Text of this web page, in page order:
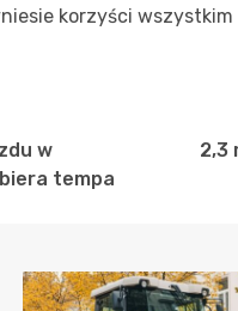
korzyści
w
tempa
2,3